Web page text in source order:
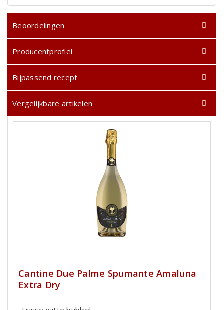
Beoordelingen
Producentprofiel
Bijpassend recept
Vergelijkbare artikelen
Cantine Due Palme Spumante Amaluna
Extra Dry